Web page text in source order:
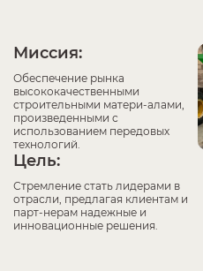
Миссия:
Обеспечение рынка
высококачественными
строительными матери-алами,
произведенными с
использованием передовых
технологий.
Цель:
Стремление стать лидерами в
отрасли, предлагая клиентам и
парт-нерам надежные и
инновационные решения.